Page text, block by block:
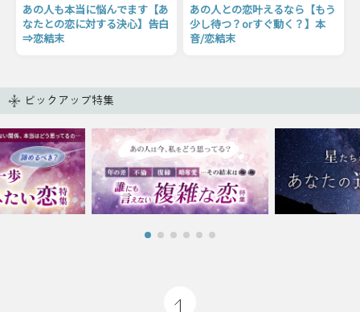
あの人も本当に悩んでます【あ
なたとの恋に対する決心】告白
⇒恋結末
あの人との恋叶えるなら【もう
少し待つ？orすぐ動く？】本
音/恋結末
ピックアップ特集